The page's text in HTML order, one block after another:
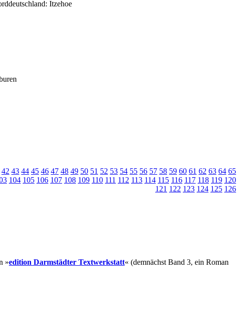
Itzehoe
42 43 44 45 46 47 48 49 50 51 52 53 54 55 56 57 58 59 60 61 62 63 64 65
104 105 106 107 108 109 110 111 112 113 114 115 116 117 118 119 120
121 122 123 124 125 126
»edition Darmstädter Textwerkstatt« (demnächst Band 3, ein Roman